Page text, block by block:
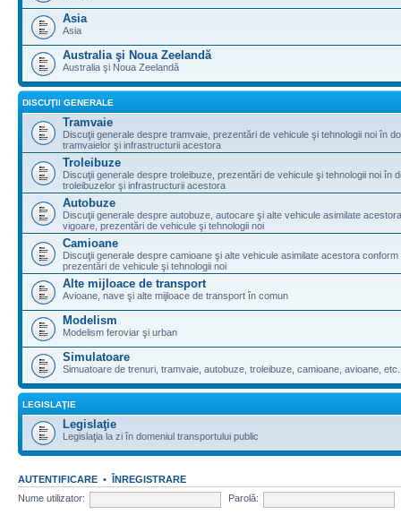
Asia
Asia
Australia şi Noua Zeelandă
Australia şi Noua Zeelandă
DISCUŢII GENERALE
Tramvaie
Discuţii generale despre tramvaie, prezentări de vehicule şi tehnologii noi în
tramvaielor şi infrastructurii acestora
Troleibuze
Discuţii generale despre troleibuze, prezentări de vehicule şi tehnologii noi în
troleibuzelor şi infrastructurii acestora
Autobuze
Discuţii generale despre autobuze, autocare şi alte vehicule asimilate
vigoare, prezentări de vehicule şi tehnologii noi
Camioane
Discuţii generale despre camioane şi alte vehicule asimilate acestora
prezentări de vehicule şi tehnologii noi
Alte mijloace de transport
Avioane, nave şi alte mijloace de transport în comun
Modelism
Modelism feroviar şi urban
Simulatoare
Simuatoare de trenuri, tramvaie, autobuze, troleibuze, camioane, avioane, etc.
LEGISLAŢIE
Legislaţie
Legislaţia la zi în domeniul transportului public
AUTENTIFICARE • ÎNREGISTRARE
Nume utilizator:
Parolă: